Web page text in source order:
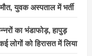
युवक अस्पताल में भर्ती
का भंडाफोड़, हापुड़
लोगों को हिरासत में लिया